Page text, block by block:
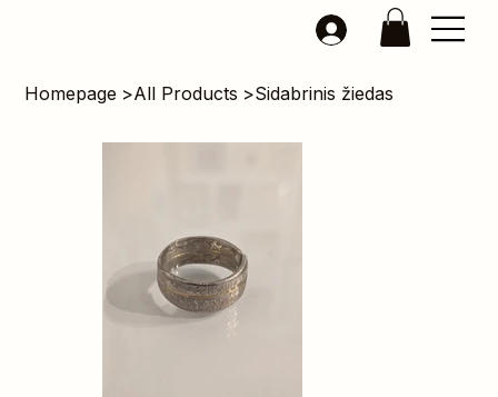
Homepage >All Products >Sidabrinis žiedas